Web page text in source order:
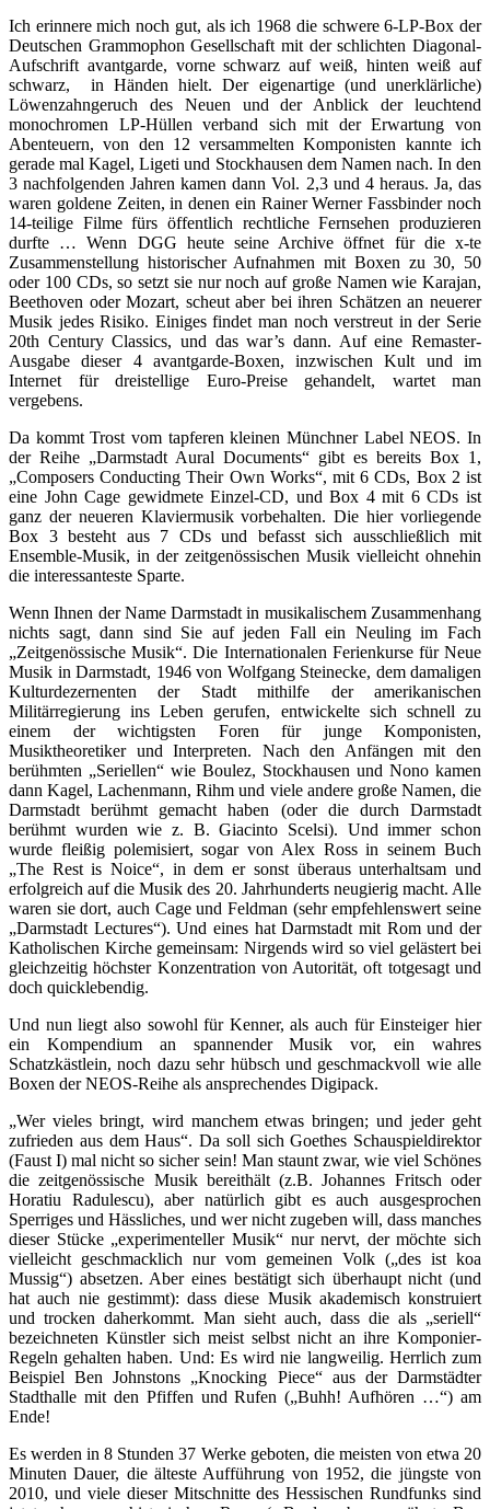
Ich erinnere mich noch gut, als ich 1968 die schwere 6-LP-Box der
Deutschen Grammophon Gesellschaft mit der schlichten Diagonal-
Aufschrift avantgarde, vorne schwarz auf weiß, hinten weiß auf
schwarz, in Händen hielt. Der eigenartige (und unerklärliche)
Löwenzahngeruch des Neuen und der Anblick der leuchtend
monochromen LP-Hüllen verband sich mit der Erwartung von
Abenteuern, von den 12 versammelten Komponisten kannte ich
gerade mal Kagel, Ligeti und Stockhausen dem Namen nach. In den
3 nachfolgenden Jahren kamen dann Vol. 2,3 und 4 heraus. Ja, das
waren goldene Zeiten, in denen ein Rainer Werner Fassbinder noch
14-teilige Filme fürs öffentlich rechtliche Fernsehen produzieren
durfte … Wenn DGG heute seine Archive öffnet für die x-te
Zusammenstellung historischer Aufnahmen mit Boxen zu 30, 50
oder 100 CDs, so setzt sie nur noch auf große Namen wie Karajan,
Beethoven oder Mozart, scheut aber bei ihren Schätzen an neuerer
Musik jedes Risiko. Einiges findet man noch verstreut in der Serie
20th Century Classics, und das war’s dann. Auf eine Remaster-
Ausgabe dieser 4 avantgarde-Boxen, inzwischen Kult und im
Internet für dreistellige Euro-Preise gehandelt, wartet man
vergebens.
Da kommt Trost vom tapferen kleinen Münchner Label NEOS. In
der Reihe „Darmstadt Aural Documents“ gibt es bereits Box 1,
„Composers Conducting Their Own Works“, mit 6 CDs, Box 2 ist
eine John Cage gewidmete Einzel-CD, und Box 4 mit 6 CDs ist
ganz der neueren Klaviermusik vorbehalten. Die hier vorliegende
Box 3 besteht aus 7 CDs und befasst sich ausschließlich mit
Ensemble-Musik, in der zeitgenössischen Musik vielleicht ohnehin
die interessanteste Sparte.
Wenn Ihnen der Name Darmstadt in musikalischem Zusammenhang
nichts sagt, dann sind Sie auf jeden Fall ein Neuling im Fach
„Zeitgenössische Musik“. Die Internationalen Ferienkurse für Neue
Musik in Darmstadt, 1946 von Wolfgang Steinecke, dem damaligen
Kulturdezernenten der Stadt mithilfe der amerikanischen
Militärregierung ins Leben gerufen, entwickelte sich schnell zu
einem der wichtigsten Foren für junge Komponisten,
Musiktheoretiker und Interpreten. Nach den Anfängen mit den
berühmten „Seriellen“ wie Boulez, Stockhausen und Nono kamen
dann Kagel, Lachenmann, Rihm und viele andere große Namen, die
Darmstadt berühmt gemacht haben (oder die durch Darmstadt
berühmt wurden wie z. B. Giacinto Scelsi). Und immer schon
wurde fleißig polemisiert, sogar von Alex Ross in seinem Buch
„The Rest is Noice“, in dem er sonst überaus unterhaltsam und
erfolgreich auf die Musik des 20. Jahrhunderts neugierig macht. Alle
waren sie dort, auch Cage und Feldman (sehr empfehlenswert seine
„Darmstadt Lectures“). Und eines hat Darmstadt mit Rom und der
Katholischen Kirche gemeinsam: Nirgends wird so viel gelästert bei
gleichzeitig höchster Konzentration von Autorität, oft totgesagt und
doch quicklebendig.
Und nun liegt also sowohl für Kenner, als auch für Einsteiger hier
ein Kompendium an spannender Musik vor, ein wahres
Schatzkästlein, noch dazu sehr hübsch und geschmackvoll wie alle
Boxen der NEOS-Reihe als ansprechendes Digipack.
„Wer vieles bringt, wird manchem etwas bringen; und jeder geht
zufrieden aus dem Haus“. Da soll sich Goethes Schauspieldirektor
(Faust I) mal nicht so sicher sein! Man staunt zwar, wie viel Schönes
die zeitgenössische Musik bereithält (z.B. Johannes Fritsch oder
Horatiu Radulescu), aber natürlich gibt es auch ausgesprochen
Sperriges und Hässliches, und wer nicht zugeben will, dass manches
dieser Stücke „experimenteller Musik“ nur nervt, der möchte sich
vielleicht geschmacklich nur vom gemeinen Volk („des ist koa
Mussig“) absetzen. Aber eines bestätigt sich überhaupt nicht (und
hat auch nie gestimmt): dass diese Musik akademisch konstruiert
und trocken daherkommt. Man sieht auch, dass die als „seriell“
bezeichneten Künstler sich meist selbst nicht an ihre Komponier-
Regeln gehalten haben. Und: Es wird nie langweilig. Herrlich zum
Beispiel Ben Johnstons „Knocking Piece“ aus der Darmstädter
Stadthalle mit den Pfiffen und Rufen („Buhh! Aufhören …“) am
Ende!
Es werden in 8 Stunden 37 Werke geboten, die meisten von etwa 20
Minuten Dauer, die älteste Aufführung von 1952, die jüngste von
2010, und viele dieser Mitschnitte des Hessischen Rundfunks sind